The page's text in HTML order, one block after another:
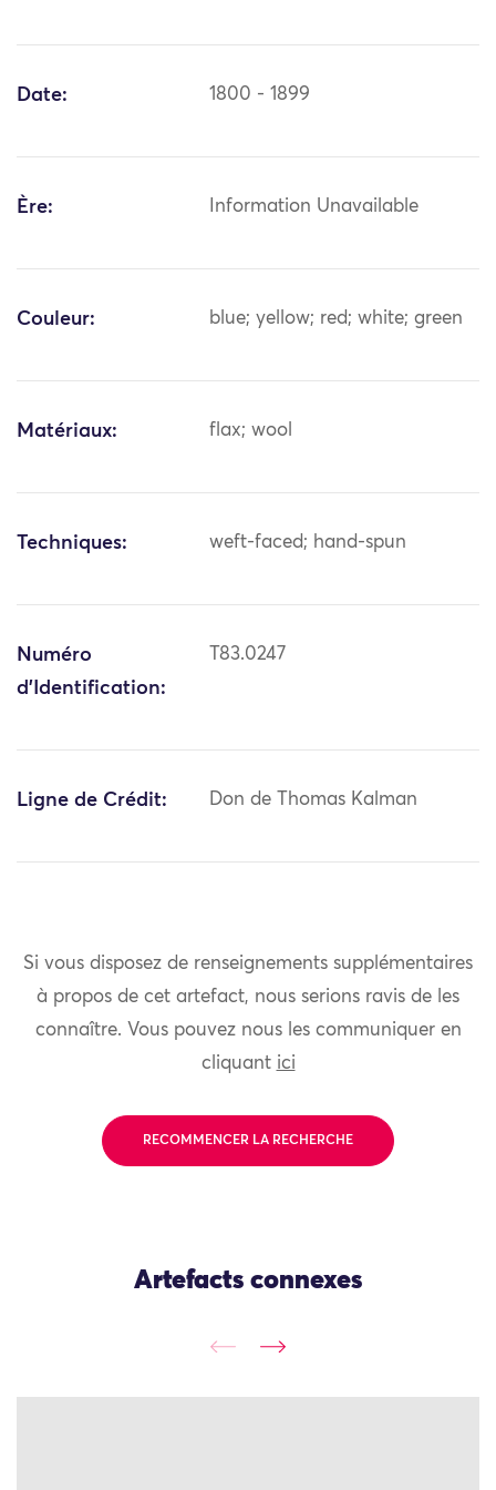
Date: 1800 - 1899
Ère: Information Unavailable
Couleur: blue; yellow; red; white; green
Matériaux: flax; wool
Techniques: weft-faced; hand-spun
Numéro
d'Identification:
T83.0247
Ligne de Crédit: Don de Thomas Kalman
Si vous disposez de renseignements supplémentaires
à propos de cet artefact, nous serions ravis de les
connaître. Vous pouvez nous les communiquer en
cliquant ici
RECOMMENCER LA RECHERCHE
Artefacts connexes